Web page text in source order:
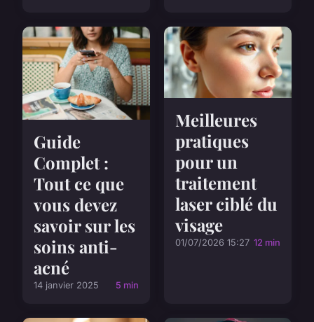
Guide
Complet :
Tout ce que
vous devez
savoir sur les
soins anti-
acné
14 janvier 2025 5 min
Meilleures
pratiques
pour un
traitement
laser ciblé du
visage
01/07/2026 15:27 12 min